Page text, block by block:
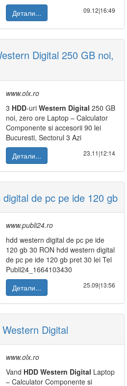
Детали...
09.12|16:49
Digital 250 GB noi,
www.olx.ro
3 HDD-uri Western Digital 250 GB
noi, zero ore Laptop – Calculator
Componente si accesorii 90 lei
Bucuresti, Sectorul 3 Azi
Детали...
23.11|12:14
de pc pe ide 120 gb
www.publi24.ro
hdd western digital de pc pe ide
120 gb 30 RON hdd western digital
de pc pe ide 120 gb pret 30 lei Tel
Publi24_1664103430
Детали...
25.09|13:56
Digital
www.olx.ro
Vand HDD Western Digital Laptop
– Calculator Componente si